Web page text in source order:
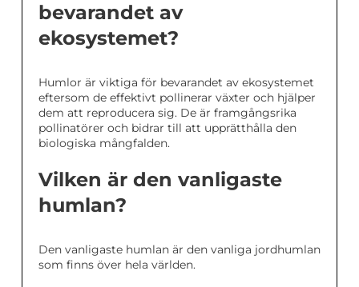
bevarandet av
ekosystemet?
Humlor är viktiga för bevarandet av ekosystemet
eftersom de effektivt pollinerar växter och hjälper
dem att reproducera sig. De är framgångsrika
pollinatörer och bidrar till att upprätthålla den
biologiska mångfalden.
Vilken är den vanligaste
humlan?
Den vanligaste humlan är den vanliga jordhumlan
som finns över hela världen.